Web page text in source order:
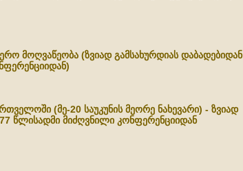
მოღვაწეობა (ზვიად გამსახურდიას დაბადებიდან
(მე-20 საუკუნის მეორე ნახევარი) - ზვიად
წლისადმი მიძღვნილი კონფერენციიდან